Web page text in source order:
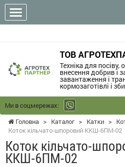
ТОВ
Техніка для посіву,
внесення добрив і
завантаження і
кормозаготівлі і
Ми в соцмережах:
Головна > Каталог > Катки >
Коток кільчато-шпоровий ККШ-6ПМ-02
Коток кільчато-
ККШ-6ПМ-02